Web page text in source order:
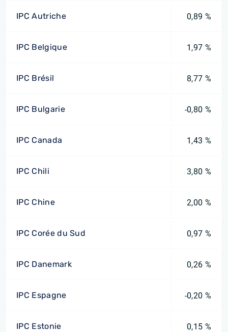
IPC Autriche 0,89 %
IPC Belgique 1,97 %
IPC Brésil 8,77 %
IPC Bulgarie -0,80 %
IPC Canada 1,43 %
IPC Chili 3,80 %
IPC Chine 2,00 %
IPC Corée du Sud 0,97 %
IPC Danemark 0,26 %
IPC Espagne -0,20 %
IPC Estonie 0,15 %